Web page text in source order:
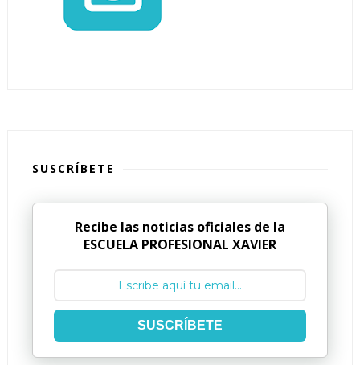
SUSCRÍBETE
Recibe las noticias oficiales de la
ESCUELA PROFESIONAL XAVIER
SUSCRÍBETE